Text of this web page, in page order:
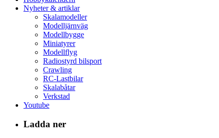
Nyheter & artiklar
Skalamodeller
Modelljärnväg
Modellbygge
Miniatyrer
Modellflyg
Radiostyrd bilsport
Crawling
RC-Lastbilar
Skalabåtar
Verkstad
Youtube
Ladda ner